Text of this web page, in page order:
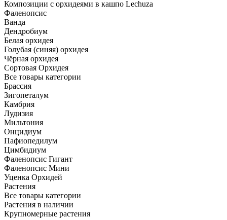
Композиции с орхидеями в кашпо Lechuza
Фаленопсис
Ванда
Дендробиум
Белая орхидея
Голубая (синяя) орхидея
Чёрная орхидея
Сортовая Орхидея
Все товары категории
Брассия
Зигопеталум
Камбрия
Лудизия
Мильтония
Онцидиум
Пафиопедилум
Цимбидиум
Фаленопсис Гигант
Фаленопсис Мини
Уценка Орхидей
Растения
Все товары категории
Растения в наличии
Крупномерные растения